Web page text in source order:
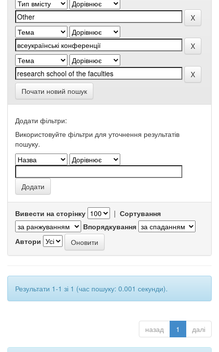
Почати новий пошук
Додати фільтри:
Використовуйте фільтри для уточнення результатів
пошуку.
Вивести на сторінку | Сортування
Впорядкування
Автори
Результати 1-1 зі 1 (час пошуку: 0.001 секунди).
назад 1 далі